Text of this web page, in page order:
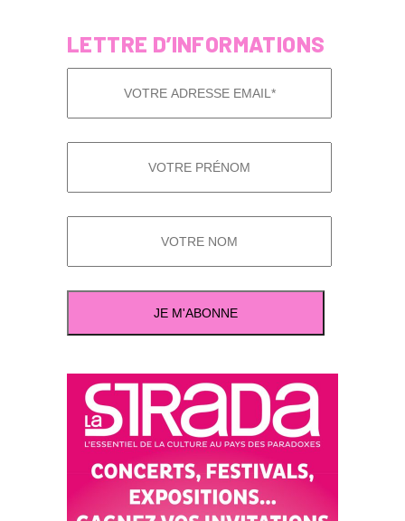
LETTRE D’INFORMATIONS